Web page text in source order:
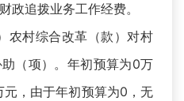
政追拨业务工作经费。
村综合改革（款）对村
（项）。年初预算为0万
，由于年初预算为0，无